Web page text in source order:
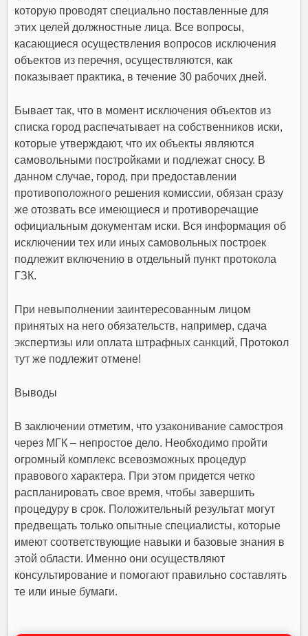
которую проводят специально поставленные для
этих целей должностные лица. Все вопросы,
касающиеся осуществления вопросов исключения
объектов из перечня, осуществляются, как
показывает практика, в течение 30 рабочих дней.
Бывает так, что в момент исключения объектов из
списка город распечатывает на собственников иски,
которые утверждают, что их объекты являются
самовольными постройками и подлежат сносу. В
данном случае, город, при предоставлении
противоположного решения комиссии, обязан сразу
же отозвать все имеющиеся и противоречащие
официальным документам иски. Вся информация об
исключении тех или иных самовольных построек
подлежит включению в отдельный пункт протокола
ГЗК.
При невыполнении заинтересованным лицом
принятых на него обязательств, например, сдача
экспертизы или оплата штрафных санкций, Протокол
тут же подлежит отмене!
Выводы
В заключении отметим, что узаконивание самостроя
через МГК – непростое дело. Необходимо пройти
огромный комплекс всевозможных процедур
правового характера. При этом придется четко
распланировать свое время, чтобы завершить
процедуру в срок. Положительный результат могут
предвещать только опытные специалисты, которые
имеют соответствующие навыки и базовые знания в
этой области. Именно они осуществляют
консультирование и помогают правильно составлять
те или иные бумаги.